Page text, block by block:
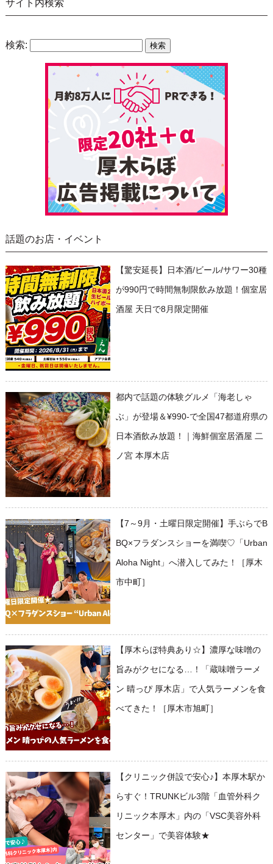
サイト内検索
検索:
話題のお店・イベント
【驚安延長】日本酒/ビール/サワー30種
が990円で時間無制限飲み放題！個室居
酒屋 天日で8月限定開催
都内で話題の体験グルメ「海老しゃ
ぶ」が登場＆¥990-で全国47都道府県の
日本酒飲み放題！｜海鮮個室居酒屋 二
ノ宮 本厚木店
【7～9月・土曜日限定開催】手ぶらでB
BQ×フラダンスショーを満喫♡「Urban
Aloha Night」へ潜入してみた！［厚木
市中町］
【厚木らぼ特典あり☆】濃厚な味噌の
旨みがクセになる…！「蔵味噌ラーメ
ン 晴っぴ 厚木店」で人気ラーメンを食
べてきた！［厚木市旭町］
【クリニック併設で安心♪】本厚木駅か
らすぐ！TRUNKビル3階「血管外科ク
リニック本厚木」内の「VSC美容外科
センター」で美容体験★